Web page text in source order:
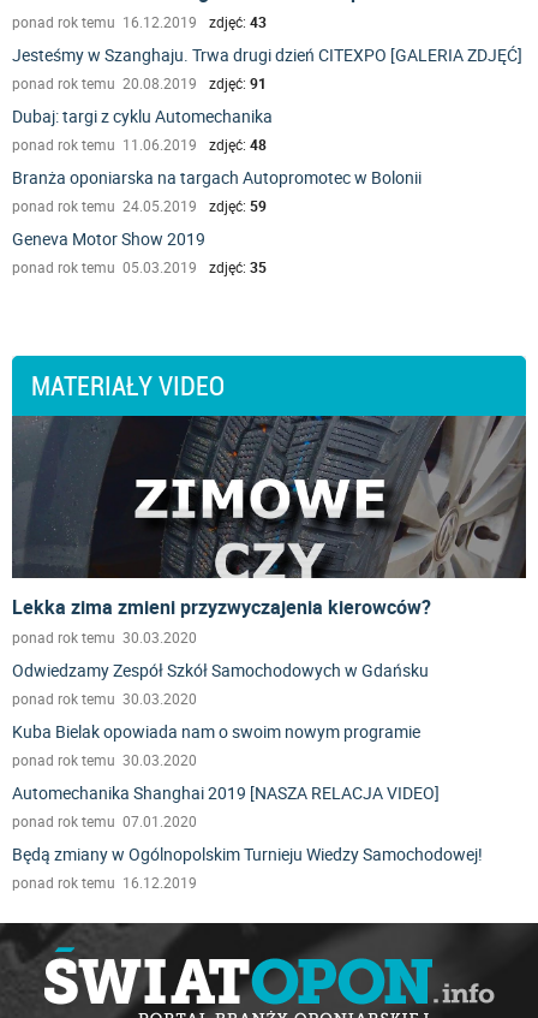
ponad rok temu 16.12.2019 zdjęć: 43
Jesteśmy w Szanghaju. Trwa drugi dzień CITEXPO [GALERIA ZDJĘĆ]
ponad rok temu 20.08.2019 zdjęć: 91
Dubaj: targi z cyklu Automechanika
ponad rok temu 11.06.2019 zdjęć: 48
Branża oponiarska na targach Autopromotec w Bolonii
ponad rok temu 24.05.2019 zdjęć: 59
Geneva Motor Show 2019
ponad rok temu 05.03.2019 zdjęć: 35
MATERIAŁY VIDEO
Lekka zima zmieni przyzwyczajenia kierowców?
ponad rok temu 30.03.2020
Odwiedzamy Zespół Szkół Samochodowych w Gdańsku
ponad rok temu 30.03.2020
Kuba Bielak opowiada nam o swoim nowym programie
ponad rok temu 30.03.2020
Automechanika Shanghai 2019 [NASZA RELACJA VIDEO]
ponad rok temu 07.01.2020
Będą zmiany w Ogólnopolskim Turnieju Wiedzy Samochodowej!
ponad rok temu 16.12.2019